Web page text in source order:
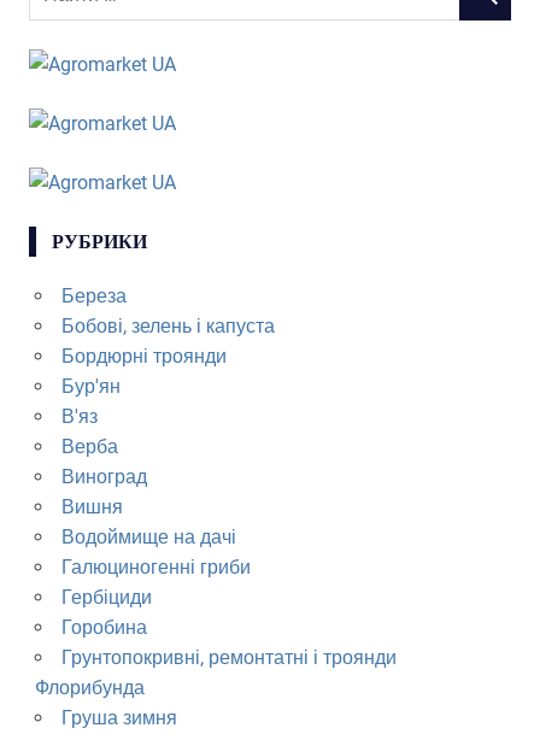
РУБРИКИ
Береза
Бобові, зелень і капуста
Бордюрні троянди
Бур'ян
В'яз
Верба
Виноград
Вишня
Водоймище на дачі
Галюциногенні гриби
Гербіциди
Горобина
Грунтопокривні, ремонтатні і троянди
Флорибунда
Груша зимня